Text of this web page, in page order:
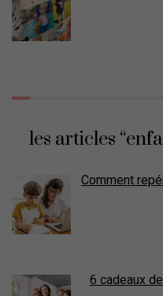
les articles
Comment
6 cadeaux